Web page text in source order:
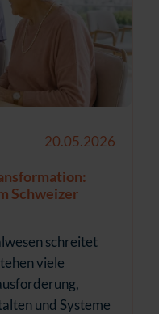
20.05.2026
Schweizer
schreitet
viele
und Systeme